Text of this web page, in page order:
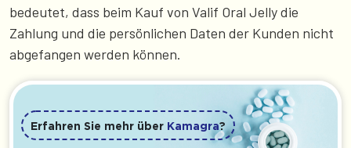
bedeutet, dass beim Kauf von Valif Oral Jelly die
Zahlung und die persönlichen Daten der Kunden nicht
abgefangen werden können.
Erfahren Sie mehr über Kamagra?